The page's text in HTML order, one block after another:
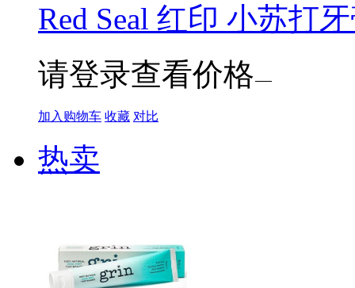
Red Seal 红印 小苏打
请登录查看价格
加入购物车 收藏 对比
热卖